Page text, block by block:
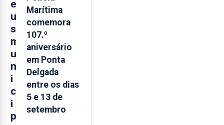
e
u
s
m
u
n
i
c
i
p
Marítima
comemora
107.º
aniversário
em Ponta
Delgada
entre os dias
5 e 13 de
setembro